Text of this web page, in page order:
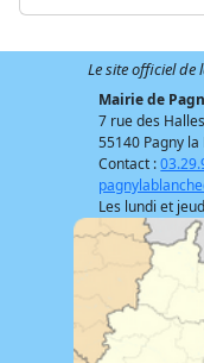
Le site officiel de
Mairie de
7 rue des Halles
55140 Pagny
Contact :
Les lundi et